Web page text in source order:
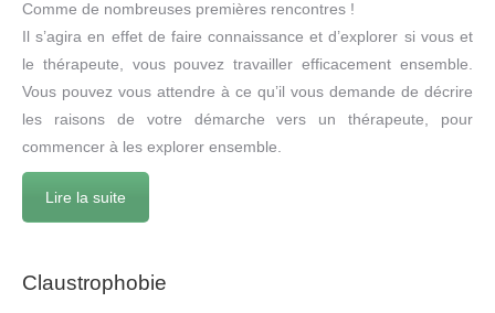
Comme de nombreuses premières rencontres !
Il s’agira en effet de faire connaissance et d’explorer si vous et
le thérapeute, vous pouvez travailler efficacement ensemble.
Vous pouvez vous attendre à ce qu’il vous demande de décrire
les raisons de votre démarche vers un thérapeute, pour
commencer à les explorer ensemble.
Lire la suite
Claustrophobie